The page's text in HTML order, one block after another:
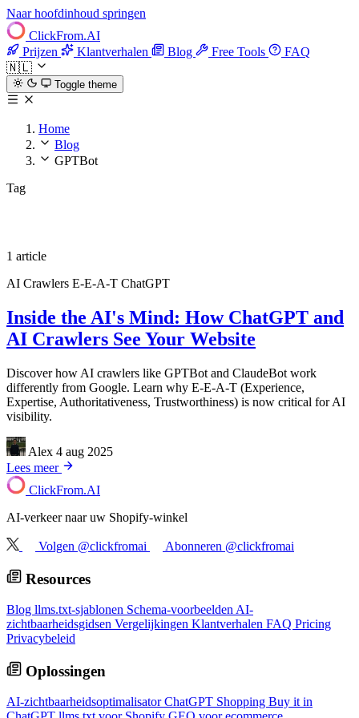
Naar hoofdinhoud springen
ClickFrom.AI
Prijzen
Klantverhalen Blog Free Tools
FAQ
🇳🇱
Toggle theme
Home
Blog
GPTBot
Tag
1 article
AI Crawlers E-E-A-T ChatGPT
Inside the AI's Mind: How ChatGPT and
AI Crawlers See Your Website
Discover how AI crawlers like GPTBot and ClaudeBot work
differently from Google. Learn why E-E-A-T (Experience,
Expertise, Authoritativeness, Trustworthiness) is now critical for AI
visibility.
Alex 4 aug 2025
Lees meer
ClickFrom.AI
AI-verkeer naar uw Shopify-winkel
Volgen @clickfromai Abonneren @clickfromai
Resources
Blog llms.txt-sjablonen Schema-voorbeelden AI-
zichtbaarheidsgidsen Vergelijkingen Klantverhalen FAQ Pricing
Privacybeleid
Oplossingen
AI-zichtbaarheidsoptimalisatorChatGPT Shopping Buy it in